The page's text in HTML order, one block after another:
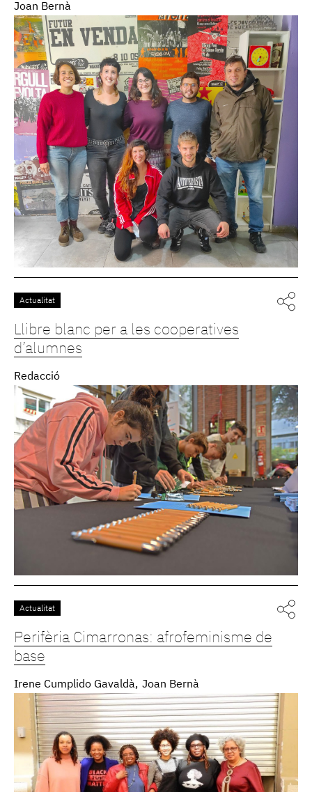
Joan Bernà
Actualitat
Llibre blanc per a les cooperatives
d’alumnes
Redacció
Actualitat
Perifèria Cimarronas: afrofeminisme de
base
Irene Cumplido Gavaldà Joan Bernà